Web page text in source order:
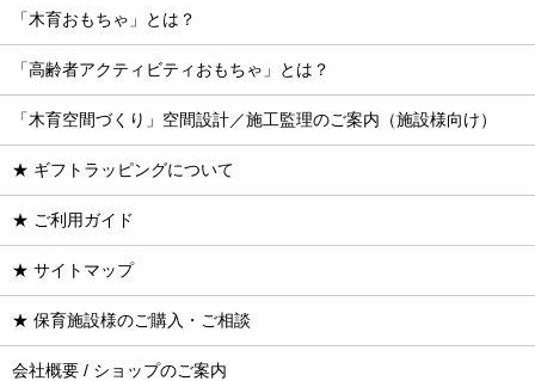
「木育おもちゃ」とは？
「高齢者アクティビティおもちゃ」とは？
「木育空間づくり」空間設計／施工監理のご案内（施設様向け）
★ ギフトラッピングについて
★ ご利用ガイド
★ サイトマップ
★ 保育施設様のご購入・ご相談
会社概要 / ショップのご案内